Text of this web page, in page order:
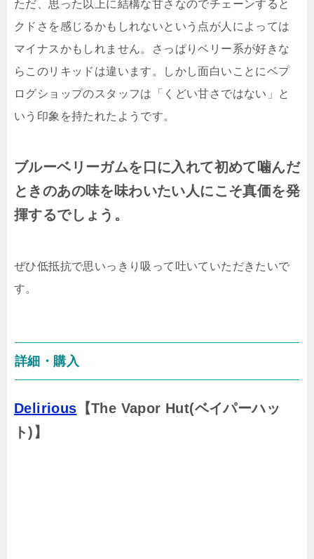
ただ、思った以上に結構な甘さなのでチェーンすると
クドさを感じるかもしれないという点が人によっては
マイナスかもしれません。さっぱりベリー系が好きな
らこのリキッドは違います。しかし面白いことにベプ
ログショップのスタッフは「くどい甘さではない」と
いう印象を持たれたようです。
ブルーベリーガムを口に入れて初めて噛んだ
ときのあの味を味わいたい人にこそ真価を発
揮するでしょう。
ぜひ低抵抗で思いっきり吸って吐いていただきたいで
す。
詳細・購入
Delirious 【The Vapor Hut(ベイパーハッ
ト)】